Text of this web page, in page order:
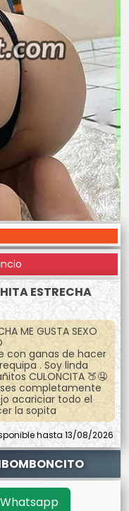
ESTRECHA
ME GUSTA SEXO
con ganas de hacer
. Soy linda
CULONCITA 🍑🤤
completamente
acariciar todo el
la sopita
hasta 13/08/2026
Whatsapp